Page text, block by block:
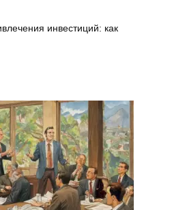
инвестиций: как